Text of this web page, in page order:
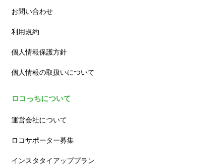
お問い合わせ
利用規約
個人情報保護方針
個人情報の取扱いについて
ロコっちについて
運営会社について
ロコサポーター募集
インスタタイアッププラン